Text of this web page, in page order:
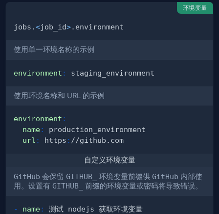
环境变量
jobs.<job_id>
使用单一环境名称的示例
environment :
使用环境名称和 URL 的示例
environment :
name:
url : https :
自定义环境变量
GitHub 会保留 GITHUB_ 环境变量前缀供 GitHub 内部使
用。设置有 GITHUB_ 前缀的环境变量或密码将导致错误。
- name: